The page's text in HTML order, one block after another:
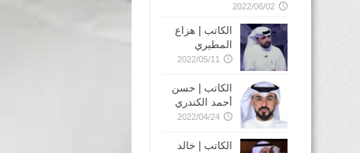
2022/06/02
الكاتب | هزاع
المطيري
2022/05/11
الكاتب | حسن
أحمد الكندري
2022/04/24
الكاتب | خالد